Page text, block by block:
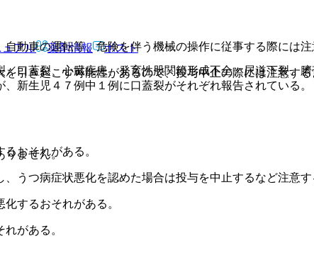
口蓋裂、心臓疾患、発育性股関節形成不全、尿道下裂、
新生児４７例中１例に口蓋裂がそれぞれ報告されている。
車の運転等、危険を伴う機械の操作に従事する際には注
引き起こす可能性があるので、投与中止の際には注意す
おそれがある。
つ病症状悪化を認めた場合は投与を中止するなど注意す
するおそれがある。
がある。
アル 薬剤情報 ポスト
りません。